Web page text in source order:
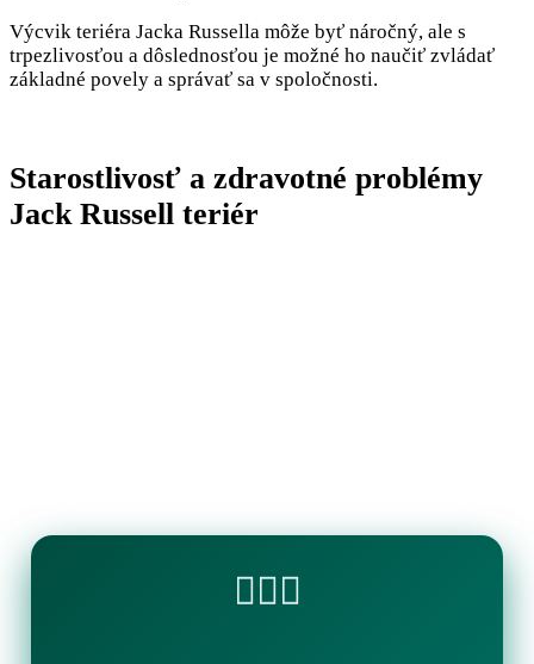
Výcvik teriéra Jacka Russella môže byť náročný, ale s
trpezlivosťou a dôslednosťou je možné ho naučiť zvládať
základné povely a správať sa v spoločnosti.
Starostlivosť a zdravotné problémy
Jack Russell teriér
🏊‍♂️💧